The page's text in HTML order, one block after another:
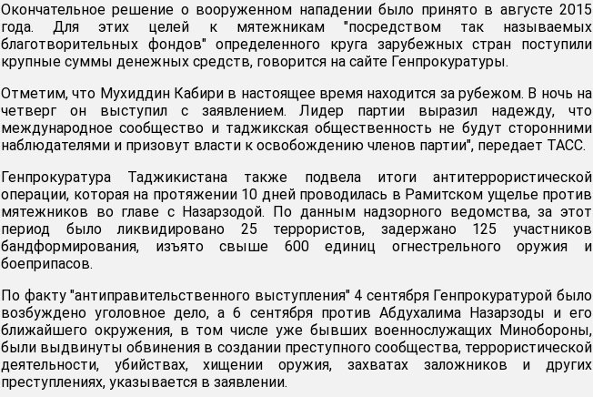
Окончательное решение о вооруженном нападении было принято в августе 2015
года. Для этих целей к мятежникам "посредством так называемых
благотворительных фондов" определенного круга зарубежных стран поступили
крупные суммы денежных средств, говорится на сайте Генпрокуратуры.
Отметим, что Мухиддин Кабири в настоящее время находится за рубежом. В ночь на
четверг он выступил с заявлением. Лидер партии выразил надежду, что
международное сообщество и таджикская общественность не будут сторонними
наблюдателями и призовут власти к освобождению членов партии", передает ТАСС.
Генпрокуратура Таджикистана также подвела итоги антитеррористической
операции, которая на протяжении 10 дней проводилась в Рамитском ущелье против
мятежников во главе с Назарзодой. По данным надзорного ведомства, за этот
период было ликвидировано 25 террористов, задержано 125 участников
бандформирования, изъято свыше 600 единиц огнестрельного оружия и
боеприпасов.
По факту "антиправительственного выступления" 4 сентября Генпрокуратурой было
возбуждено уголовное дело, а 6 сентября против Абдухалима Назарзоды и его
ближайшего окружения, в том числе уже бывших военнослужащих Минобороны,
были выдвинуты обвинения в создании преступного сообщества, террористической
деятельности, убийствах, хищении оружия, захватах заложников и других
преступлениях, указывается в заявлении.